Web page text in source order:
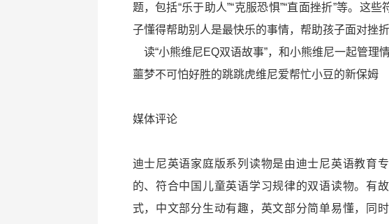
题，包括“乐于助人”“克服恐惧”“直面挫折”等。这
子懂得帮助别人是最快乐的事情，帮助孩子面对挫
读“小熊维尼EQ双语故事”，和小熊维尼一起管理
蘁梦不可怕好胜的跳跳虎维尼爱帮忙小豆的新保姆
媒体评论
迪士尼英语家庭版系列读物是由迪士尼英语教育
的、符合中国儿童英语学习规律的双语读物。有
式，中文部分生动有趣，英文部分简单易懂，同